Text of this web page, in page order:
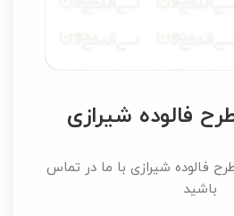
فالوده شیرازی
فالوده شیرازی با ما در تماس
باشید